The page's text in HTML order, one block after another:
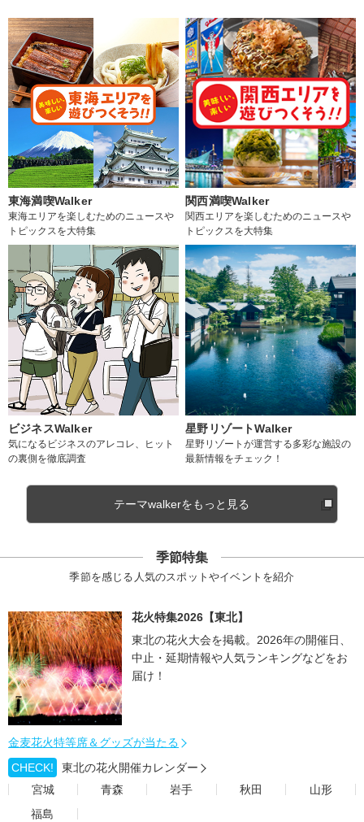
東海満喫Walker
東海エリアを楽しむためのニュースや
トピックスを大特集
関西満喫Walker
関西エリアを楽しむためのニュースや
トピックスを大特集
ビジネスWalker
気になるビジネスのアレコレ、ヒット
の裏側を徹底調査
星野リゾートWalker
星野リゾートが運営する多彩な施設の
最新情報をチェック！
テーマwalkerをもっと見る
季節特集
季節を感じる人気のスポットやイベントを紹介
花火特集2026【東北】
東北の花火大会を掲載。2026年の開催日、
中止・延期情報や人気ランキングなどをお
届け！
金麦花火特等席＆グッズが当たる
CHECK!
東北の花火開催カレンダー
宮城
青森 岩手 秋田
山形
福島